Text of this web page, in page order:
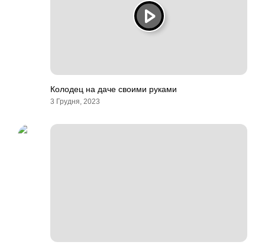
Колодец на даче своими руками
3 Грудня, 2023